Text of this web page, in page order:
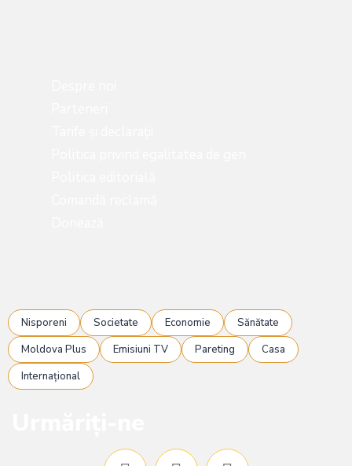
Nisporeni Societate Economie
Sănătate
Moldova Plus
Emisiuni TV Pareting
Casa
Internațional